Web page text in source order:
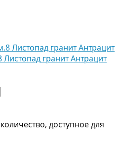
гранит Антрацит
доступное для